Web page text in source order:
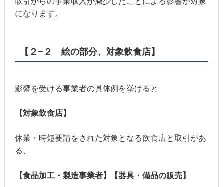
になります。
【２−２ 絵の部分、対象飲食店】
影響を受ける事業者の具体例を挙げると
【対象飲食店】
休業・時短要請をされた対象となる飲食店と取引があ
る、
【食品加工・製造事業者】【器具・備品の販売】